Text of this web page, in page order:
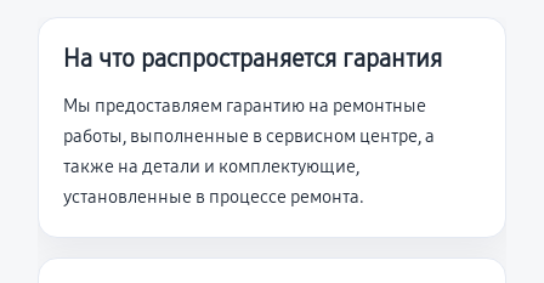
На что распространяется гарантия
Мы предоставляем гарантию на ремонтные
работы, выполненные в сервисном центре, а
также на детали и комплектующие,
установленные в процессе ремонта.